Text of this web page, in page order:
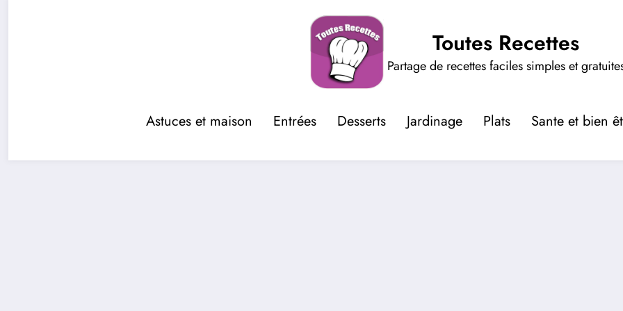
Toutes Recettes
Partage de recettes faciles simples et
Astuces et maison Entrées Desserts Jardinage Plats Sante et bien